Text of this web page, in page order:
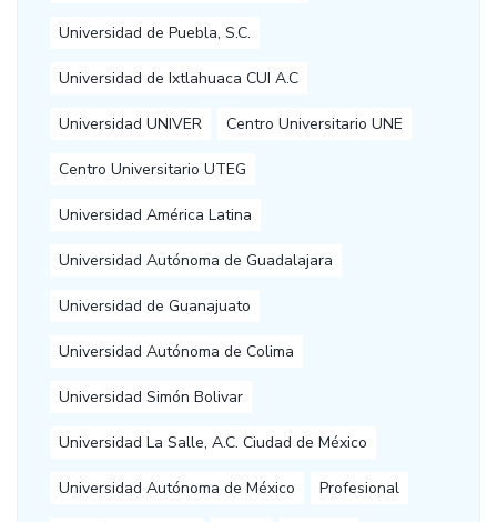
Universidad de Puebla, S.C.
Universidad de Ixtlahuaca CUI A.C
Universidad UNIVER Centro Universitario UNE
Centro Universitario UTEG
Universidad América Latina
Universidad Autónoma de Guadalajara
Universidad de Guanajuato
Universidad Autónoma de Colima
Universidad Simón Bolivar
Universidad La Salle, A.C. Ciudad de México
Universidad Autónoma de México Profesional